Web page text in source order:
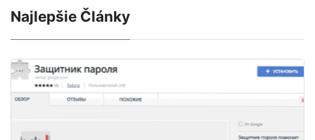
Najlepšie Články